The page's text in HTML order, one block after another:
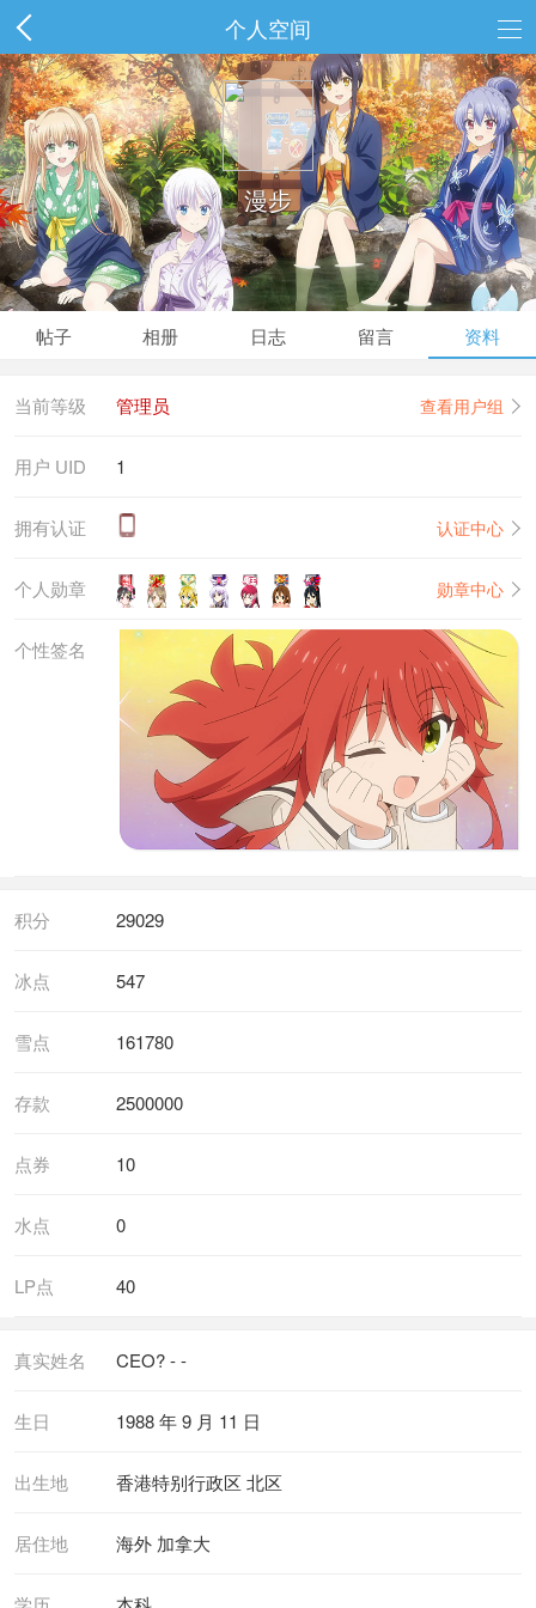
个人空间
漫步
帖子 相册 日志 留言 资料
当前等级 管理员 查看用户组
用户 UID 1
拥有认证 认证中心
个人勋章 勋章中心
个性签名
积分 29029
冰点 547
雪点 161780
存款 2500000
点券 10
水点 0
LP点 40
真实姓名 CEO? - -
生日 1988 年 9 月 11 日
出生地 香港特别行政区 北区
居住地 海外 加拿大